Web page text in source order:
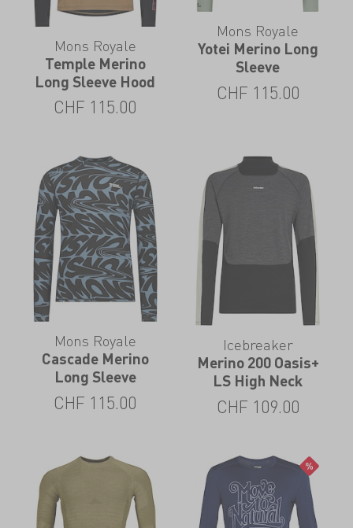
Mons Royale
Temple Merino
Long Sleeve Hood
CHF 115.00
Mons Royale
Yotei Merino Long
Sleeve
CHF 115.00
Mons Royale
Cascade Merino
Long Sleeve
CHF 115.00
Icebreaker
Merino 200 Oasis+
LS High Neck
CHF 109.00